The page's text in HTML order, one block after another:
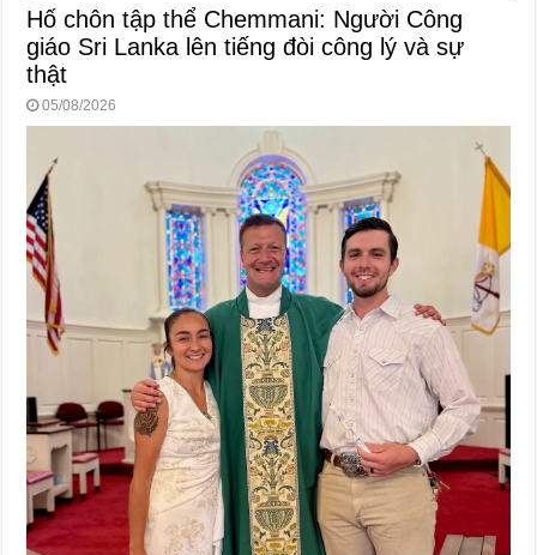
Hố chôn tập thể Chemmani: Người Công
giáo Sri Lanka lên tiếng đòi công lý và sự
thật
05/08/2026